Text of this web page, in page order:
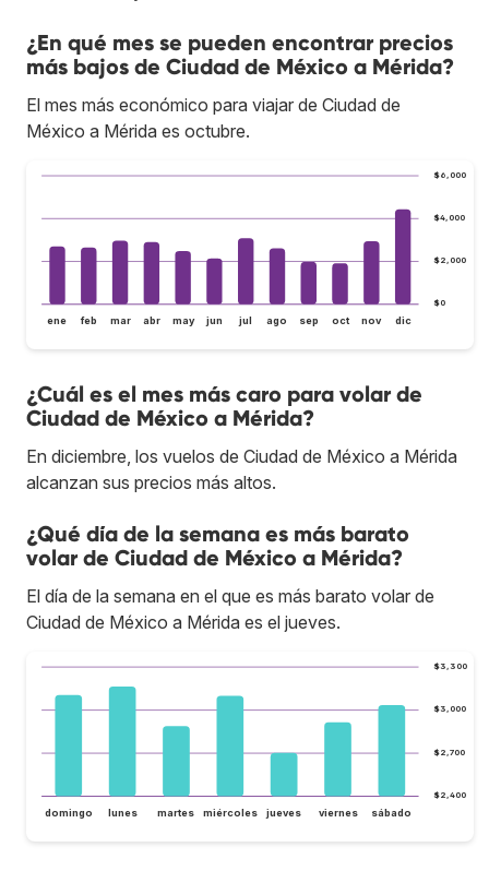
¿En qué mes se pueden encontrar precios
más bajos de Ciudad de México a Mérida?
El mes más económico para viajar de Ciudad de
México a Mérida es octubre.
$0
$2,000
$4,000
$6,000
ene feb mar abr may jun jul ago sep oct nov dic
¿Cuál es el mes más caro para volar de
Ciudad de México a Mérida?
En diciembre, los vuelos de Ciudad de México a Mérida
alcanzan sus precios más altos.
¿Qué día de la semana es más barato
volar de Ciudad de México a Mérida?
El día de la semana en el que es más barato volar de
Ciudad de México a Mérida es el jueves.
$2,400
$2,700
$3,000
$3,300
domingo lunes martes miércoles jueves viernes sábado